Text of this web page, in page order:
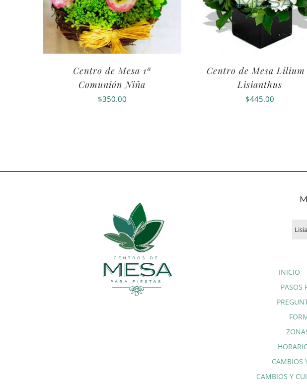
Centro de Mesa 1ª
Comunión Niña
$350.00
Centro de Mesa Lilium
Lisianthus
$445.00
INICIO
PASOS
CAMBIOS
CAMBIOS Y